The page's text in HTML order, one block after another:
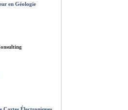
en Géologie